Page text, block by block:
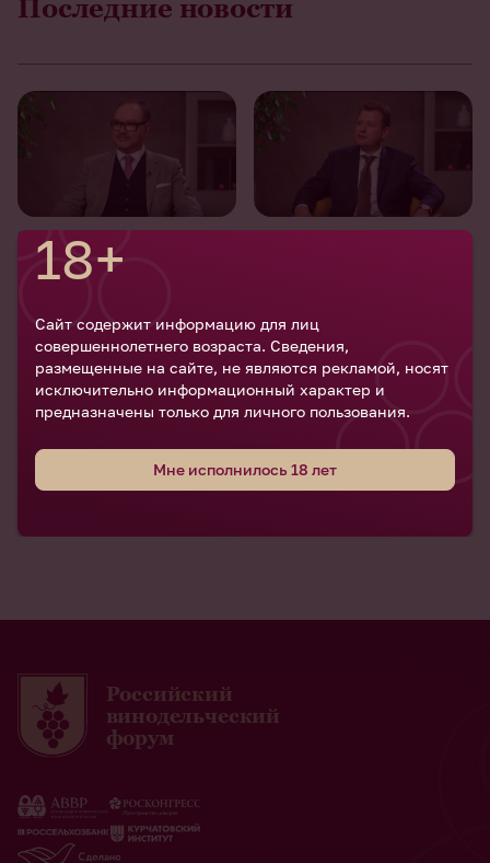
Последние новости
08 ноября 2024 08 ноября 2024
07 ноября 2024
Российский
винодельческий
форум
18+
Сайт содержит информацию для лиц
совершеннолетнего возраста. Сведения,
размещенные на сайте, не являются рекламой, носят
исключительно информационный характер и
предназначены только для личного пользования.
Мне исполнилось 18 лет